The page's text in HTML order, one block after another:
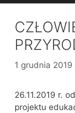
1 grudnia 2019
26.11.2019 r.
projektu